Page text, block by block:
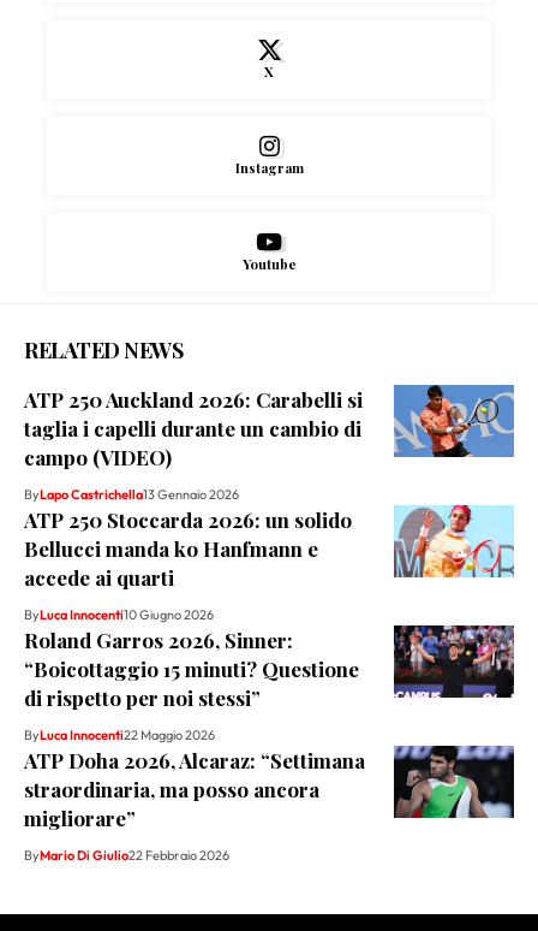
X
Instagram
Youtube
RELATED NEWS
ATP 250 Auckland 2026: Carabelli si
taglia i capelli durante un cambio di
campo (VIDEO)
ByLapo Castrichella13 Gennaio 2026
ATP 250 Stoccarda 2026: un solido
Bellucci manda ko Hanfmann e
accede ai quarti
ByLuca Innocenti10 Giugno 2026
Roland Garros 2026, Sinner:
“Boicottaggio 15 minuti? Questione
di rispetto per noi stessi”
ByLuca Innocenti22 Maggio 2026
ATP Doha 2026, Alcaraz: “Settimana
straordinaria, ma posso ancora
migliorare”
ByMario Di Giulio22 Febbraio 2026